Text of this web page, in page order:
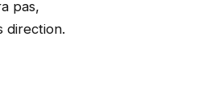
pas,
direction.